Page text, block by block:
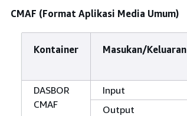
CMAF (Format Aplikasi Media Umum)
Kontainer Masukan/Keluaran
DASBOR
CMAF
Input
Output